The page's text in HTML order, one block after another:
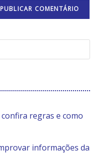
regras e como
informações da